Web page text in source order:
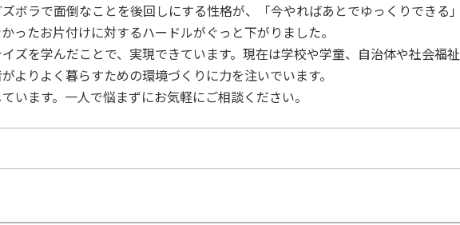
ボラで面倒なことを後回しにする性格が、「今やればあとでゆっくりできる」
ったお片付けに対するハードルがぐっと下がりました。
ズを学んだことで、実現できています。現在は学校や学童、自治体や社会福祉
よりよく暮らすための環境づくりに力を注いでいます。
ます。一人で悩まずにお気軽にご相談ください。